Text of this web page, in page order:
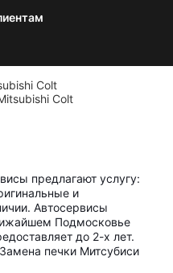
Colt
Colt
предлагают услугу:
и
Автосервисы
Подмосковье
до 2-х лет.
печки Митсубиси